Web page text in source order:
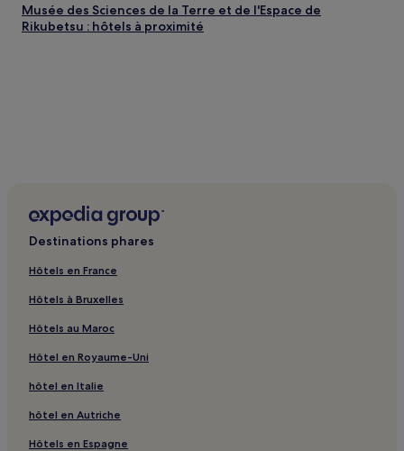
Musée des Sciences de la Terre et de l'Espace de
Rikubetsu : hôtels à proximité
Destinations phares
Hôtels en France
Hôtels à Bruxelles
Hôtels au Maroc
Hôtel en Royaume-Uni
hôtel en Italie
hôtel en Autriche
Hôtels en Espagne